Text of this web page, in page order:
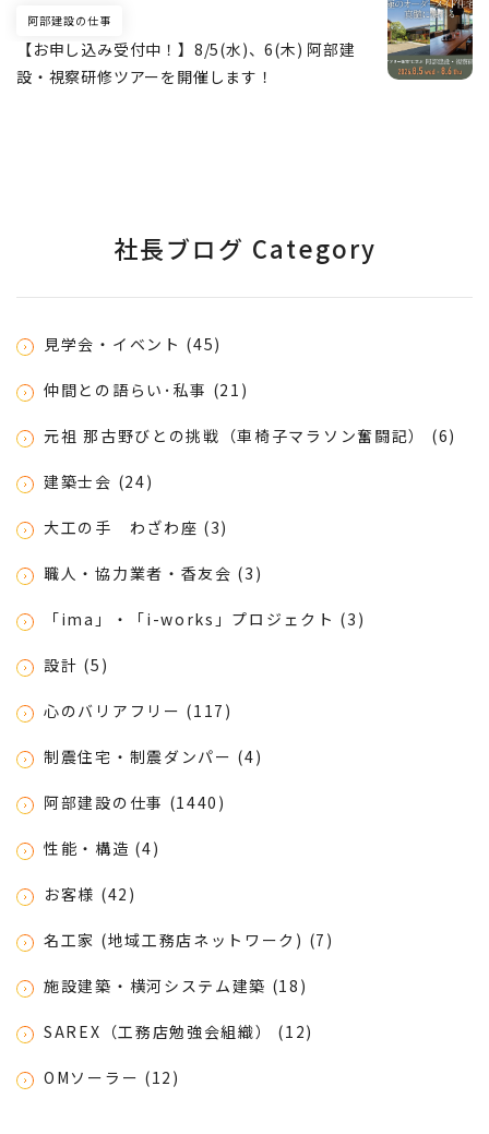
【お申し込み受付中！】8/5(水)、6(木) 阿部建
設・視察研修ツアーを開催します！
阿部建設の仕事
社長ブログ Category
見学会・イベント (45)
仲間との語らい･私事 (21)
元祖 那古野びとの挑戦（車椅子マラソン奮闘記） (6)
建築士会 (24)
大工の手 わざわ座 (3)
職人・協力業者・香友会 (3)
「ima」・「i-works」プロジェクト (3)
設計 (5)
心のバリアフリー (117)
制震住宅・制震ダンパー (4)
阿部建設の仕事 (1440)
性能・構造 (4)
お客様 (42)
名工家 (地域工務店ネットワーク) (7)
施設建築・横河システム建築 (18)
SAREX（工務店勉強会組織） (12)
OMソーラー (12)